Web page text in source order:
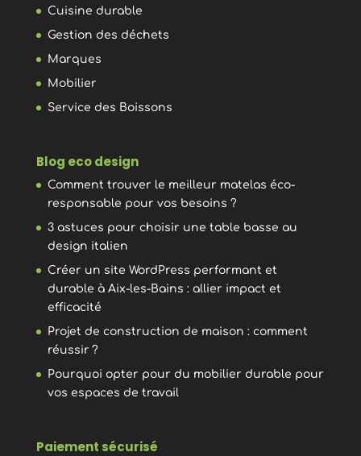
Cuisine durable
Gestion des déchets
Marques
Mobilier
Service des Boissons
Blog eco design
Comment trouver le meilleur matelas éco-
responsable pour vos besoins ?
3 astuces pour choisir une table basse au
design italien
Créer un site WordPress performant et
durable à Aix-les-Bains : allier impact et
efficacité
Projet de construction de maison : comment
réussir ?
Pourquoi opter pour du mobilier durable pour
vos espaces de travail
Paiement sécurisé